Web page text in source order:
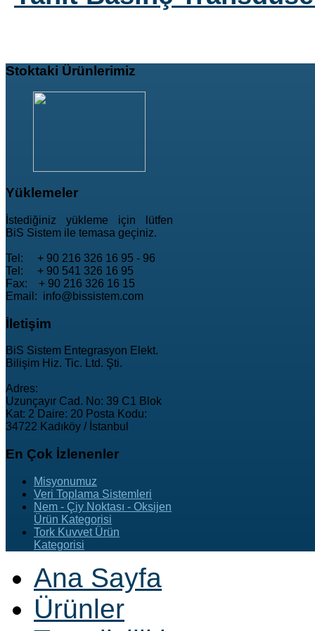
Stoktaki Ürünlerimiz
Yüklemeler
İstediğiniz yükleme için lütfen
BiS Sistem ile temasa geçiniz.
Tel: + 90 216 326 16 95 - 96
Tel: + 90 541 326 16 95
Fax: + 90 216 326 16 15
Email: info@bissistem.com
İletişim
BiS Sistem Entegrasyon Elekt.
Bilişim Hiz. Tic. Ltd. Şti.
Adres:
Uzunçayır Cad. No: 39 C1 Blok
Kat: 2 Daire: 20 Posta Kodu:
34722 Kadıköy / İstanbul
En Çok İzlenenler
Misyonumuz
Veri Toplama Sistemleri
Nem - Çiy Noktası - Oksijen
Ürün Kategorisi
Tork Kuvvet Ürün
Kategorisi
Ana Sayfa
Ürünler